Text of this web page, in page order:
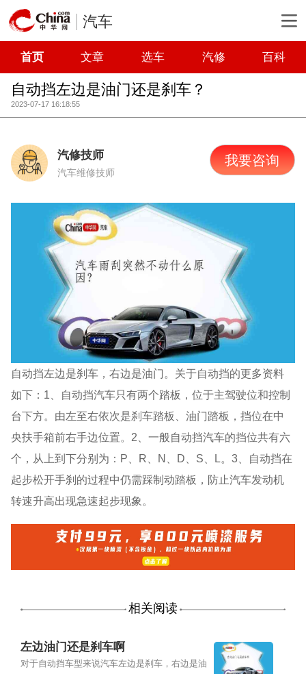
汽车
首页 文章 选车 汽修 百科
自动挡左边是油门还是刹车？
2023-07-17 16:18:55
汽修技师
汽车维修技师
我要咨询
自动挡左边是刹车，右边是油门。关于自动挡的更多资料
如下：1、自动挡汽车只有两个踏板，位于主驾驶位和控制
台下方。由左至右依次是刹车踏板、油门踏板，挡位在中
央扶手箱前右手边位置。2、一般自动挡汽车的挡位共有六
个，从上到下分别为：P、R、N、D、S、L。3、自动挡在
起步松开手刹的过程中仍需踩制动踏板，防止汽车发动机
转速升高出现急速起步现象。
相关阅读
左边油门还是刹车啊
对于自动挡车型来说汽车左边是刹车，右边是油